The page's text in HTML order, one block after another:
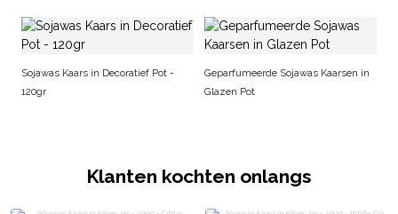
Sojawas Kaars in Decoratief Pot -
120gr
Geparfumeerde Sojawas Kaarsen in
Glazen Pot
Klanten kochten onlangs